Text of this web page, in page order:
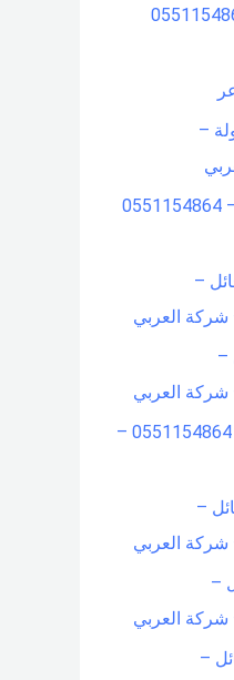
بحائل – 0551154864
–
وايت صرف صحي حائل – 0551154864
–
–
شركة جلي بلاط بحائل – 0551154864 –
–
–
–